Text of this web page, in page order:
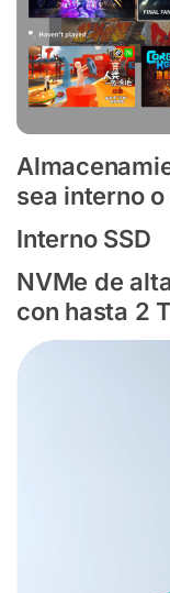
sea interno
Interno SSD
NVMe de
con hasta 2